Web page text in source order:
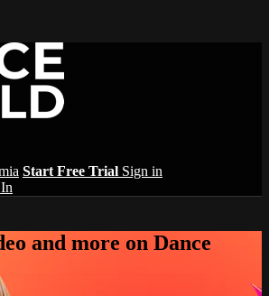
Start Free Trial Sign in
and more on Dance